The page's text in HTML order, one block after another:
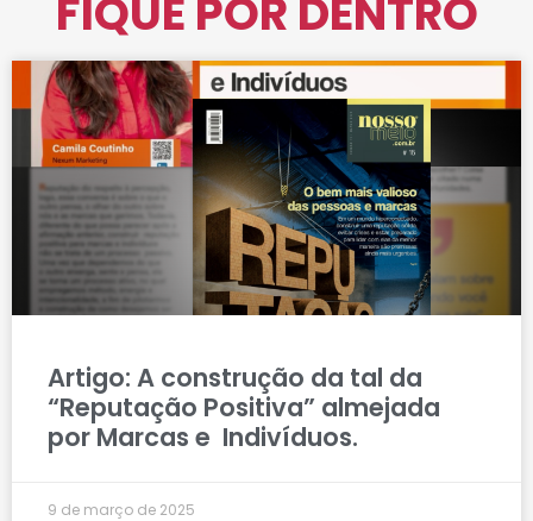
FIQUE POR DENTRO
Artigo: A construção da tal da
“Reputação Positiva” almejada
por Marcas e Indivíduos.
9 de março de 2025